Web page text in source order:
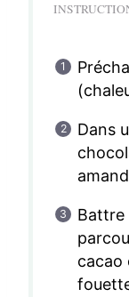
Dans
Battre
cacao